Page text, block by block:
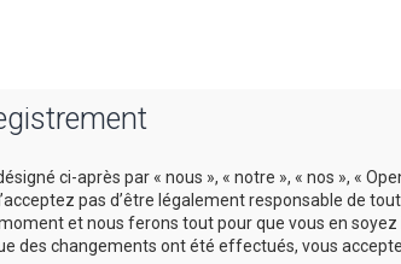
ci-après par « nous », « notre », « nos », «
pas d’être légalement responsable de
et nous ferons tout pour que vous en
des changements ont été effectués, vous